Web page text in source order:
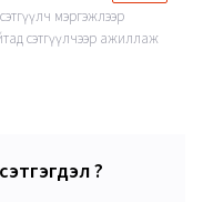
мэргэжлээр
сэтгүүлчээр ажиллаж
?